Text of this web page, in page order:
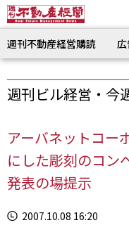
週刊不動産経営購読
週刊ビル経営・今
アーバネットコ
にした彫刻のコ
発表の場提示
2007.10.08 16:20